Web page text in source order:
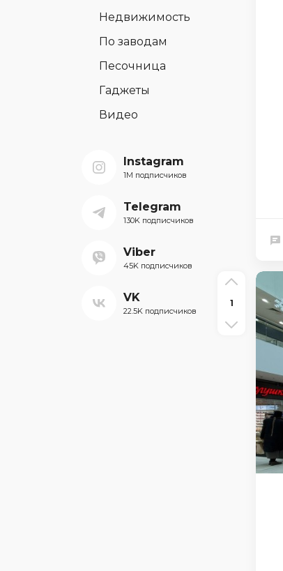
Недвижимость
По заводам
Песочница
Гаджеты
Видео
Instagram
1M подписчиков
Telegram
130K подписчиков
Viber
45K подписчиков
VK
22.5K подписчиков
1